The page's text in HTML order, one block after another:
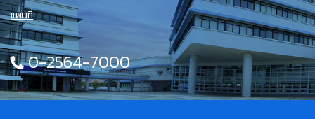
แผนที่
0-2564-7000